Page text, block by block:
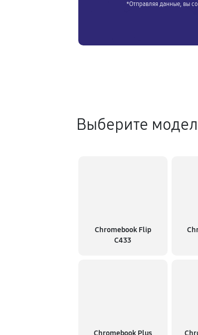
*Отправляя данные, вы
Выберите
Chromebook Flip
C433
Chromebook Plus